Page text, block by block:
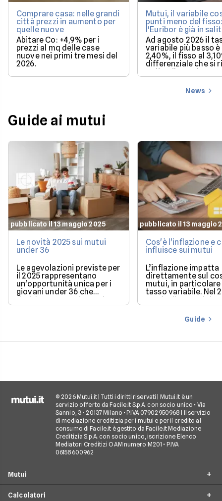
Comprare casa: nelle grandi
città prezzi in aumento per
quelle nuove
Abitare Co: +4,9% per i
prezzi al mq delle case
nuove nei primi tre mesi del
2026.
Mutui, il variabile
punti meno del
l'Euribor è già in
Ad agosto 2026 il
variabile più basso è
2,40%, il fisso al
differenziale che si
se l'Euribor sale
previsto entro
News
Guide ai mutui
pubblicato il 13 maggio 2025
Le novità 2025 sui mutui
under 36
Le agevolazioni previste per
il 2025 rappresentano
un'opportunità unica per i
giovani under 36 che
desiderano acquistare la
loro prima casa.
pubblicato il 13 maggio
Cos'è l'inflazione e
influisce sui mutui
L’inflazione impatta
direttamente sul
mutui, in particolare
tasso variabile. Nel
con la discesa dei
il mercato offre
più favorevoli per
finanziareGuide
© 2026 Mutui.it | Tutti i diritti riservati | Mutui.it è un
servizio offerto da Facile.it S.p.A. con socio unico • Via
Sannio, 3 - 20137 Milano • P.IVA 07902950968 | Il servizio
di mediazione creditizia per i mutui e per il credito al
consumo di Facile.it è gestito da Facile.it Mediazione
Creditizia S.p.A. con socio unico, iscrizione Elenco
Mediatori Creditizi OAM numero M201 • P.IVA
06158600962
Mutui
Calcolatori